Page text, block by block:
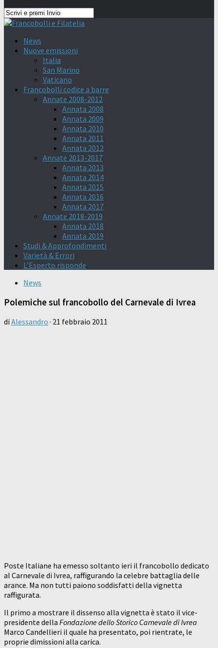
News
Nuove emissioni
Italia
San Marino
Vaticano
Francobolli codice a barre
Annate 2008-2012
Annata 2008
Annata 2009
Annata 2010
Annata 2011
Annata 2012
Annate 2013-2017
Annata 2013
Annata 2014
Annata 2015
Annata 2016
Annata 2017
Annate 2018-2019
Annata 2018
Annata 2019
Studi & Approfondimenti
Varietà & Errori
L’Esperto risponde
News
Polemiche sul francobollo del Carnevale di Ivrea
di Alessandro · 21 febbraio 2011
Poste Italiane ha emesso soltanto ieri il francobollo dedicato
al Carnevale di Ivrea, raffigurando la celebre battaglia delle
arance. Ma non tutti paiono soddisfatti della vignetta
raffigurata.
Il primo a mostrare il dissenso alla vignetta è stato il vice-
presidente della Fondazione dello Storico Carnevale di Ivrea
Marco Candellieri il quale ha presentato, poi rientrate, le
proprie dimissioni alla carica.